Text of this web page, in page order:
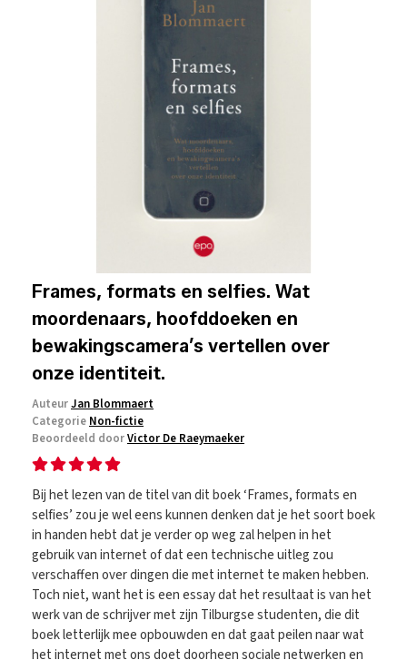
Frames, formats en selfies. Wat
moordenaars, hoofddoeken en
bewakingscamera’s vertellen over
onze identiteit.
AuteurJan Blommaert
Categorie Non-fictie
Beoordeeld doorVictor De Raeymaeker
Bij het lezen van de titel van dit boek ‘Frames, formats en
selfies’ zou je wel eens kunnen denken dat je het soort boek
in handen hebt dat je verder op weg zal helpen in het
gebruik van internet of dat een technische uitleg zou
verschaffen over dingen die met internet te maken hebben.
Toch niet, want het is een essay dat het resultaat is van het
werk van de schrijver met zijn Tilburgse studenten, die dit
boek letterlijk mee opbouwden en dat gaat peilen naar wat
het internet met ons doet doorheen sociale netwerken en